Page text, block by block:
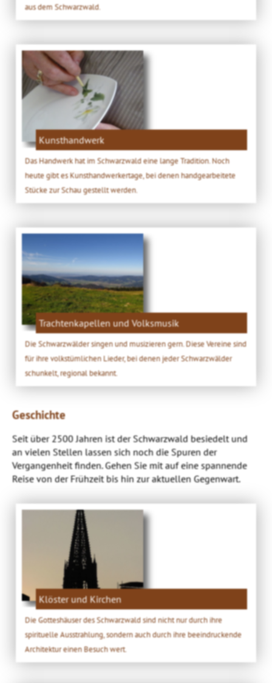
aus dem Schwarzwald.
Kunsthandwerk
Das Handwerk hat im Schwarzwald eine lange Tradition. Noch
heute gibt es Kunsthandwerkertage, bei denen handgearbeitete
Stücke zur Schau gestellt werden.
Trachtenkapellen und Volksmusik
Die Schwarzwälder singen und musizieren gern. Diese Vereine sind
für ihre volkstümlichen Lieder, bei denen jeder Schwarzwälder
schunkelt, regional bekannt.
Geschichte
Seit über 2500 Jahren ist der Schwarzwald besiedelt und
an vielen Stellen lassen sich noch die Spuren der
Vergangenheit finden. Gehen Sie mit auf eine spannende
Reise von der Frühzeit bis hin zur aktuellen Gegenwart.
Klöster und Kirchen
Die Gotteshäuser des Schwarzwald sind nicht nur durch ihre
spirituelle Ausstrahlung, sondern auch durch ihre beeindruckende
Architektur einen Besuch wert.